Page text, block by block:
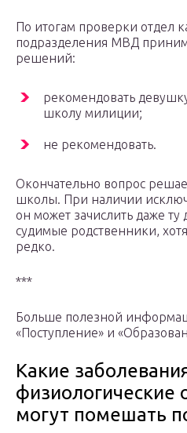
По итогам проверки отдел
подразделения МВД
решений:
рекомендовать
школу милиции;
не рекомендовать.
Окончательно вопрос
школы. При наличии
он может зачислить даже ту
судимые родственники,
редко.
***
Больше полезной
«Поступление» и
Какие
физиологические
могут помешать